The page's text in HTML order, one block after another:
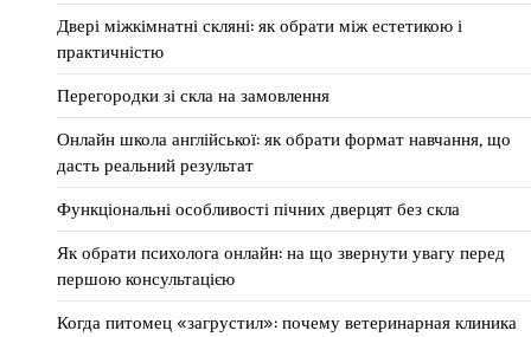
Двері міжкімнатні скляні: як обрати між естетикою і
практичністю
Перегородки зі скла на замовлення
Онлайн школа англійської: як обрати формат навчання, що
дасть реальний результат
Функціональні особливості пічних дверцят без скла
Як обрати психолога онлайн: на що звернути увагу перед
першою консультацією
Когда питомец «загрустил»: почему ветеринарная клиника